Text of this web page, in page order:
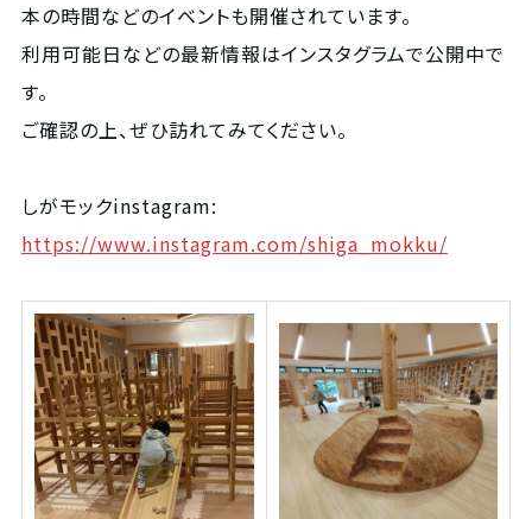
本の時間などのイベントも開催されています。
利用可能日などの最新情報はインスタグラムで公開中で
す。
ご確認の上、ぜひ訪れてみてください。
しがモックinstagram:
https://www.instagram.com/shiga_mokku/